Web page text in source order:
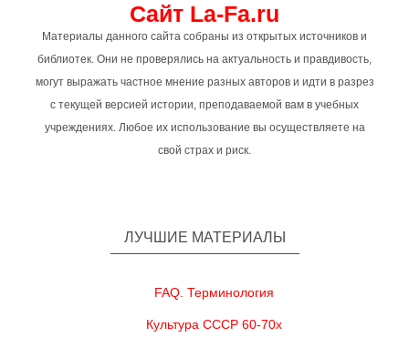
Сайт La-Fa.ru
Материалы данного сайта собраны из открытых источников и
библиотек. Они не проверялись на актуальность и правдивость,
могут выражать частное мнение разных авторов и идти в разрез
с текущей версией истории, преподаваемой вам в учебных
учреждениях. Любое их использование вы осуществляете на
свой страх и риск.
ЛУЧШИЕ МАТЕРИАЛЫ
FAQ. Терминология
Культура СССР 60-70х